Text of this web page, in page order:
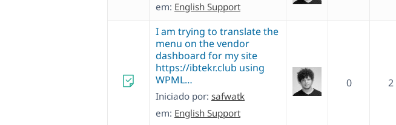
em: English Support
I am trying to translate the
menu on the vendor
dashboard for my site
https://ibtekr.club using
WPML…
Iniciado por: safwatk
em: English Support
0 2